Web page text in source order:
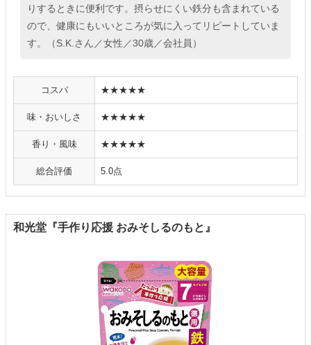
りするときに便利です。摂らせにくい鉄分も含まれている
ので、健康にもいいところが気に入ってリピートしていま
す。（S.K.さん／女性／30歳／会社員）
コスパ ★★★★★
味・おいしさ ★★★★★
香り・風味 ★★★★★
総合評価 5.0点
和光堂『手作り応援 おみそしるのもと』